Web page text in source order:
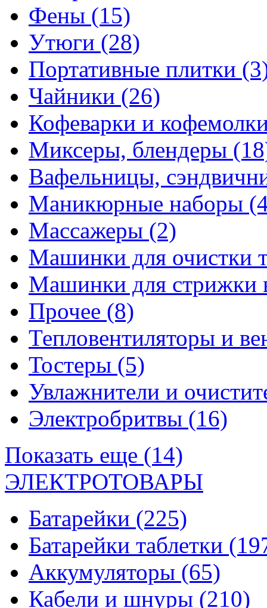
Фены (15)
Утюги (28)
Портативные плитки
Чайники (26)
Кофеварки и
Миксеры, блендеры
Вафельницы,
Маникюрные наборы
Массажеры (2)
Машинки для очистки
Машинки для стрижки
Прочее (8)
Тепловентиляторы и
Тостеры (5)
Увлажнители и
Электробритвы (16)
Показать еще (14)
ЭЛЕКТРОТОВАРЫ
Батарейки (225)
Батарейки таблетки
Аккумуляторы (65)
Кабели и шнуры (210)